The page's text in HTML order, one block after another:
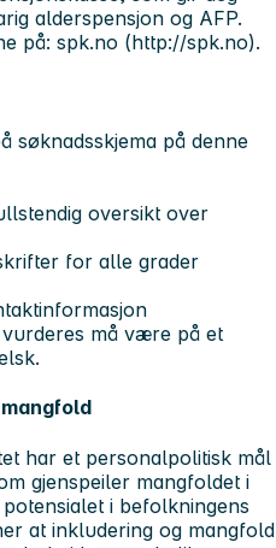
alderspensjon og AFP.
på: spk.no (http://spk.no).
søknadsskjema på denne
oversikt over
for alle grader
må være på et
har et personalpolitisk mål
gjenspeiler mangfoldet i
i befolkningens
at inkludering og mangfold